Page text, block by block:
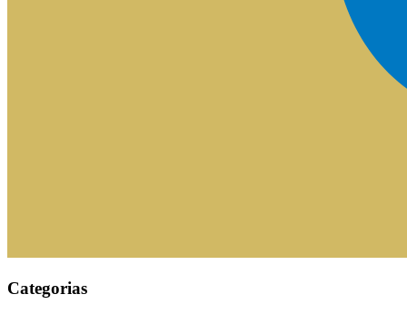
Categorias